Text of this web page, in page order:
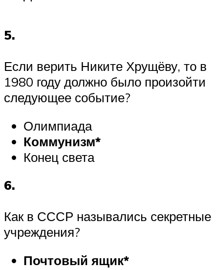
5.
Если верить Никите Хрущёву, то в
1980 году должно было произойти
следующее событие?
Олимпиада
Коммунизм*
Конец света
6.
Как в СССР назывались секретные
учреждения?
Почтовый ящик*